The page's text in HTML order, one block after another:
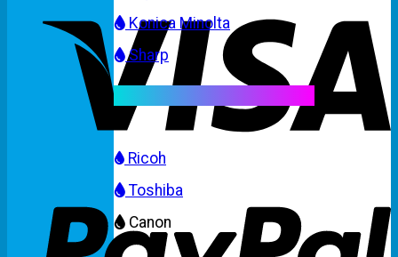
Konica Minolta
Sharp
Ricoh
Toshiba
Canon